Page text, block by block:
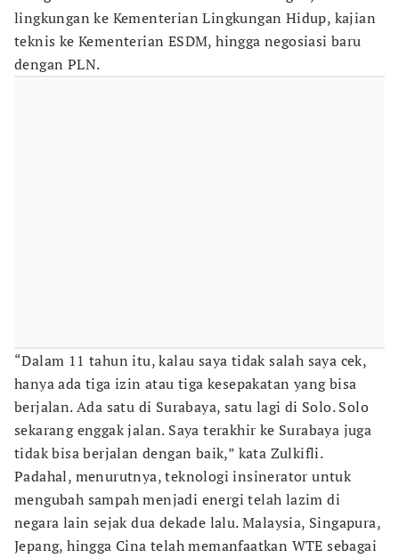
lingkungan ke Kementerian Lingkungan Hidup, kajian
teknis ke Kementerian ESDM, hingga negosiasi baru
dengan PLN.
“Dalam 11 tahun itu, kalau saya tidak salah saya cek,
hanya ada tiga izin atau tiga kesepakatan yang bisa
berjalan. Ada satu di Surabaya, satu lagi di Solo. Solo
sekarang enggak jalan. Saya terakhir ke Surabaya juga
tidak bisa berjalan dengan baik,” kata Zulkifli.
Padahal, menurutnya, teknologi insinerator untuk
mengubah sampah menjadi energi telah lazim di
negara lain sejak dua dekade lalu. Malaysia, Singapura,
Jepang, hingga Cina telah memanfaatkan WTE sebagai